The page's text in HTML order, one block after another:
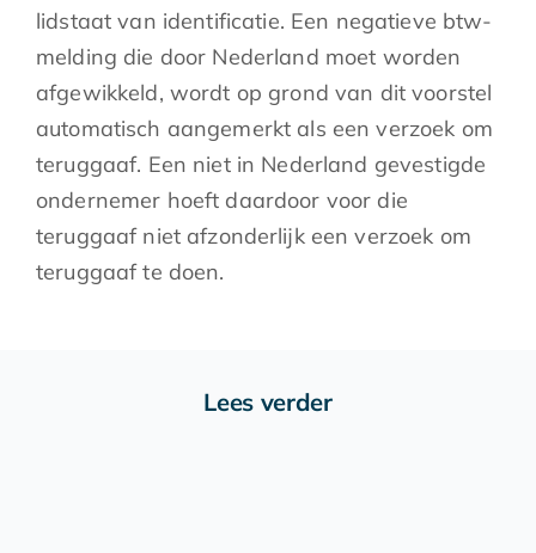
lidstaat van identificatie. Een negatieve btw-
melding die door Nederland moet worden
afgewikkeld, wordt op grond van dit voorstel
automatisch aangemerkt als een verzoek om
teruggaaf. Een niet in Nederland gevestigde
ondernemer hoeft daardoor voor die
teruggaaf niet afzonderlijk een verzoek om
teruggaaf te doen.
Lees verder